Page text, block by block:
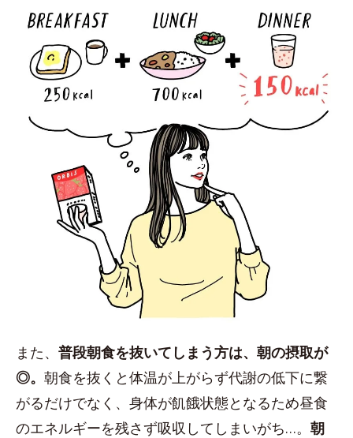
また、 普段朝食を抜いてしまう方は、朝の摂取が
◎。 朝食を抜くと体温が上がらず代謝の低下に繋
がるだけでなく、身体が飢餓状態となるため昼食
のエネルギーを残さず吸収してしまいがち…。 朝